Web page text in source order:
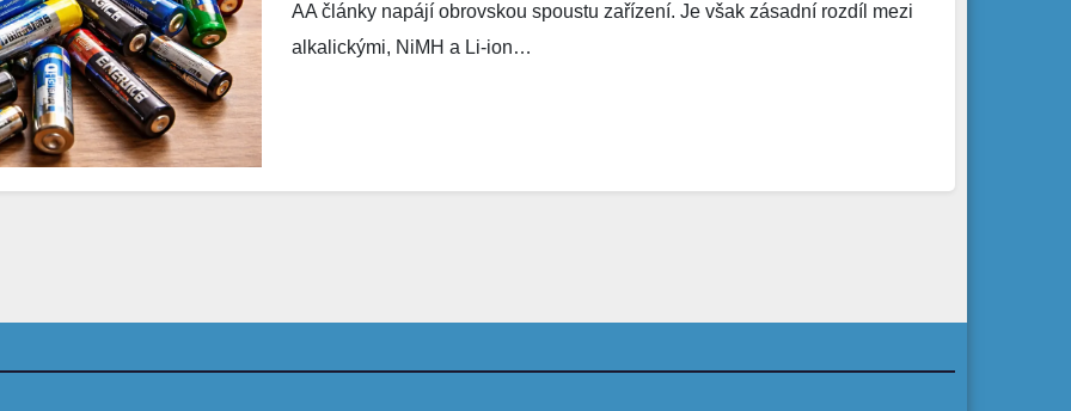
AA články napájí obrovskou spoustu zařízení. Je však zásadní rozdíl mezi
alkalickými, NiMH a Li-ion…